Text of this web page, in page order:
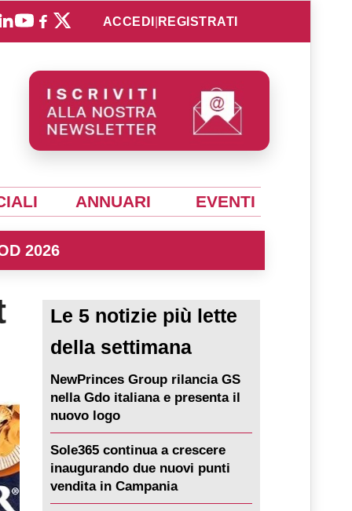
ACCEDI REGISTRATI
ANNUARI EVENTI
2026
Le 5 notizie più lette
della settimana
NewPrinces Group rilancia GS
nella Gdo italiana e presenta il
nuovo logo
Sole365 continua a crescere
inaugurando due nuovi punti
vendita in Campania